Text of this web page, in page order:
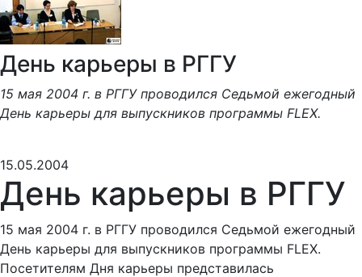
День карьеры в РГГУ
15 мая 2004 г. в РГГУ проводился Седьмой ежегодный
День карьеры для выпускников программы FLEX.
15.05.2004
День карьеры в РГГУ
15 мая 2004 г. в РГГУ проводился Седьмой ежегодный
День карьеры для выпускников программы FLEX.
Посетителям Дня карьеры представилась